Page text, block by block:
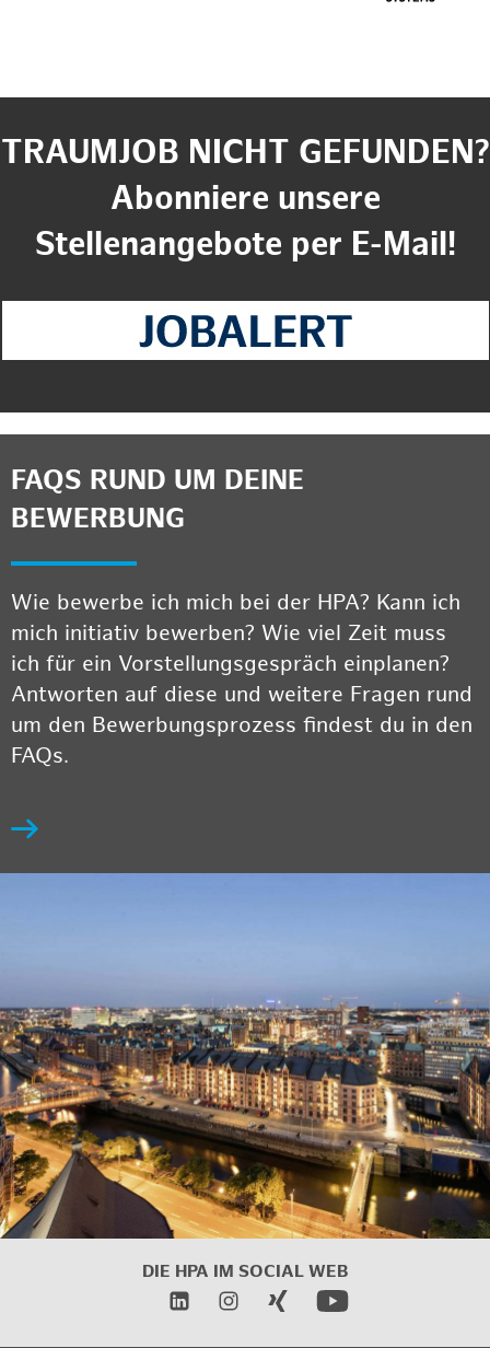
TRAUMJOB NICHT GEFUNDEN?
Abonniere unsere
Stellenangebote per E-Mail!
FAQS RUND UM DEINE
BEWERBUNG
Wie bewerbe ich mich bei der HPA? Kann ich
mich initiativ bewerben? Wie viel Zeit muss
ich für ein Vorstellungsgespräch einplanen?
Antworten auf diese und weitere Fragen rund
um den Bewerbungsprozess findest du in den
FAQs.
DIE HPA IM SOCIAL WEB